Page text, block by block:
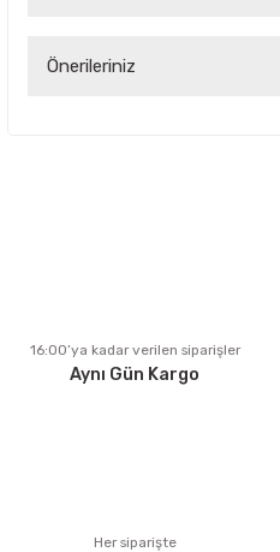
Önerileriniz
Ürün fiyatı diğer sitelerden daha
Bu ürüne benzer farklı
16:00’ya kadar verilen siparişler
Aynı Gün Kargo
Her siparişte